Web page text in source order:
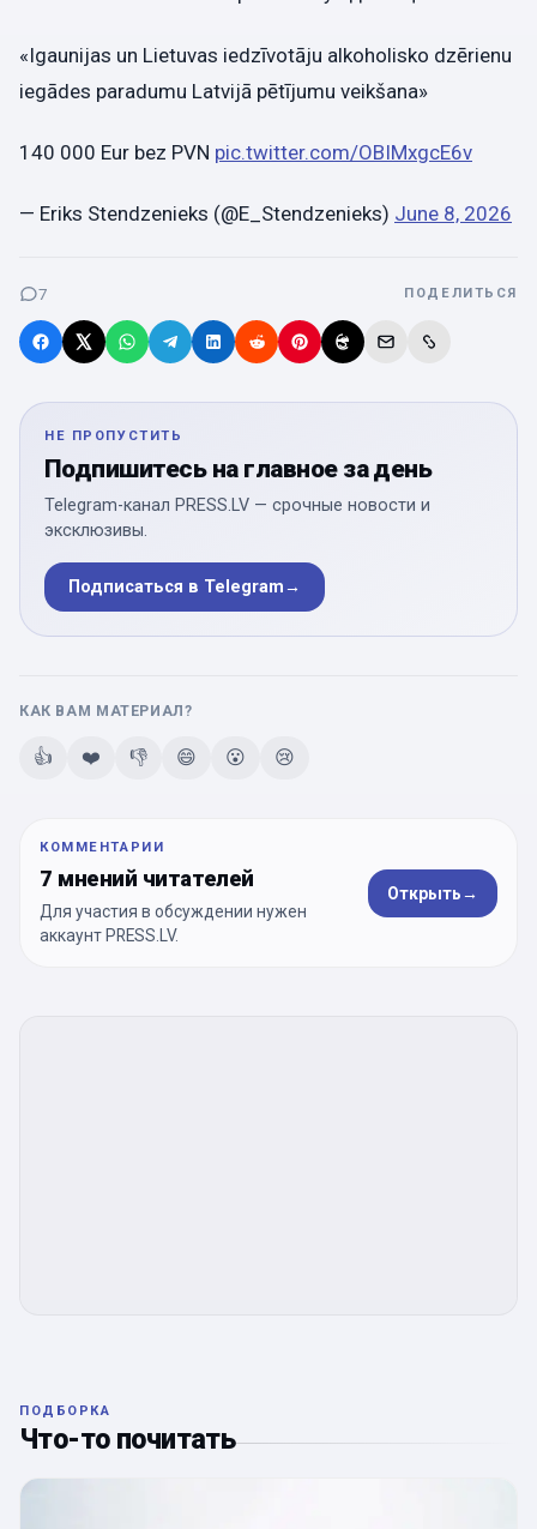
«Igaunijas un Lietuvas iedzīvotāju alkoholisko dzērienu
iegādes paradumu Latvijā pētījumu veikšana»
140 000 Eur bez PVN pic.twitter.com/OBIMxgcE6v
— Eriks Stendzenieks (@E_Stendzenieks) June 8, 2026
7 ПОДЕЛИТЬСЯ
НЕ ПРОПУСТИТЬ
Подпишитесь на главное за день
Telegram-канал PRESS.LV — срочные новости и
эксклюзивы.
Подписаться в Telegram→
КАК ВАМ МАТЕРИАЛ?
👍 ❤️ 👎 😄 😮 😢
КОММЕНТАРИИ
7 мнений читателей
Для участия в обсуждении нужен
аккаунт PRESS.LV.
Открыть→
ПОДБОРКА
Что-то почитать